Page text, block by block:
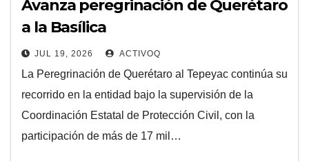
Avanza peregrinación de Querétaro
a la Basílica
JUL 19, 2026 ACTIVOQ
La Peregrinación de Querétaro al Tepeyac continúa su
recorrido en la entidad bajo la supervisión de la
Coordinación Estatal de Protección Civil, con la
participación de más de 17 mil…